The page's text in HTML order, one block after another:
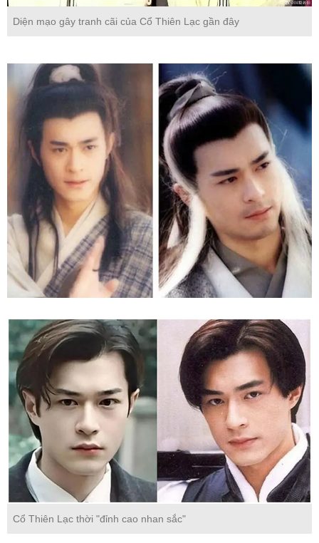
Diện mạo gây tranh cãi của Cổ Thiên Lạc gần đây
Cổ Thiên Lạc thời "đỉnh cao nhan sắc"